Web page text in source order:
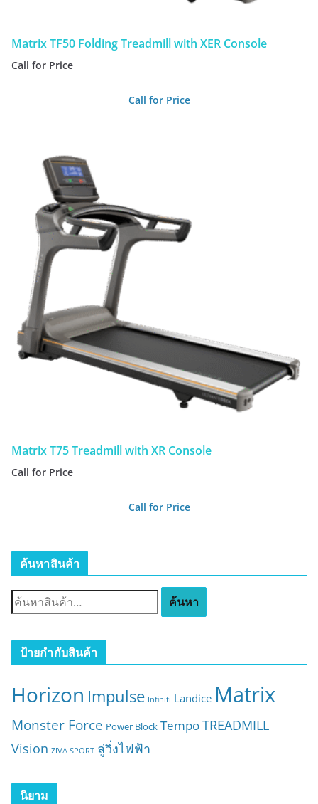
Matrix TF50 Folding Treadmill with XER Console
Call for Price
Call for Price
Matrix T75 Treadmill with XR Console
Call for Price
Call for Price
ค้นหาสินค้า
ค้
น
:
ค้นหา
ป้ายกำกับสินค้า
Horizon Impulse Infiniti Landice Matrix
Monster Force Power Block TempoTREADMILL
Vision ZIVA SPORT ลู่วิ่งไฟฟ้า
นิยาม